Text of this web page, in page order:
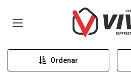
Página inicial
Ordenar